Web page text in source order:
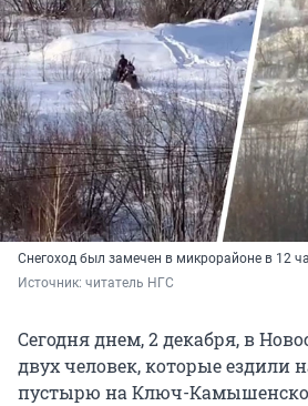
Снегоход был замечен в микрорайоне в 12
Источник: читатель НГС
Сегодня днем, 2 декабря, в
двух человек, которые ездили
пустырю на Ключ-